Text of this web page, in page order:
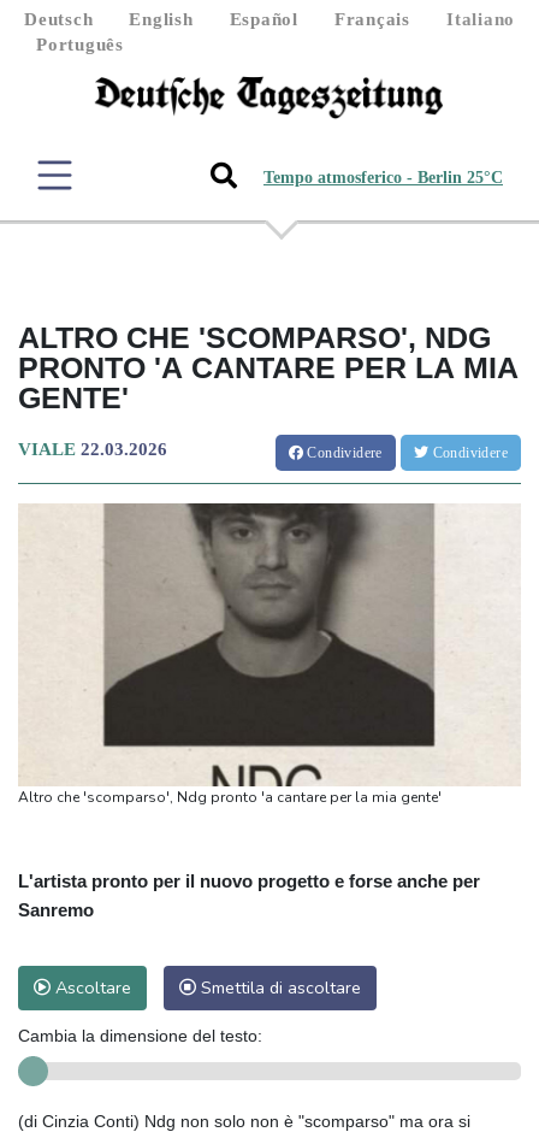
Deutsch English Español Français
Italiano
Português
Tempo atmosferico - Berlin 25°C
ALTRO CHE 'SCOMPARSO', NDG
PRONTO 'A CANTARE PER LA MIA
GENTE'
VIALE 22.03.2026 Condividere Condividere
Altro che 'scomparso', Ndg pronto 'a cantare per la mia gente'
L'artista pronto per il nuovo progetto e forse anche per
Sanremo
Ascoltare Smettila di ascoltare
Cambia la dimensione del testo:
(di Cinzia Conti) Ndg non solo non è "scomparso" ma ora si